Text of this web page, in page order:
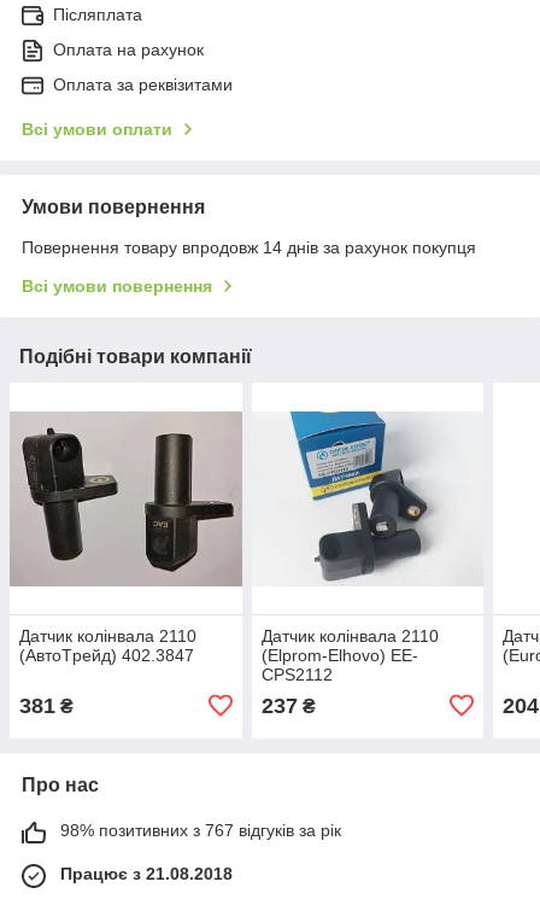
Післяплата
Оплата на рахунок
Оплата за реквізитами
Всі умови оплати
Умови повернення
Повернення товару впродовж 14 днів за рахунок покупця
Всі умови повернення
Подібні товари компанії
Датчик колінвала 2110
(АвтoTрейд) 402.3847
381 ₴
Датчик колінвала 2110
(Elprom-Elhovo) EE-
CPS2112
237₴ 204
Про нас
98% позитивних з 767 відгуків за рік
Працює з 21.08.2018